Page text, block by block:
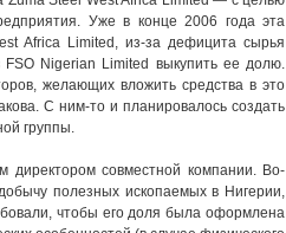
Уже в конце 2006 года эта
Africa Limited, из-за дефицита сырья
FSO Nigerian Limited выкупить ее долю.
желающих вложить средства в это
С ним-то и планировалось создать
группы.
совместной компании. Во-
полезных ископаемых в Нигерии,
чтобы его доля была оформлена